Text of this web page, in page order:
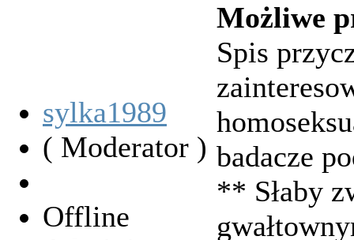
sylka1989
( Moderator )
Offline
Możliwe
Spis
badacze
** Słaby